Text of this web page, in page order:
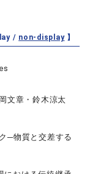
/ non-display】
文章・鈴木涼太
─物質と交差する